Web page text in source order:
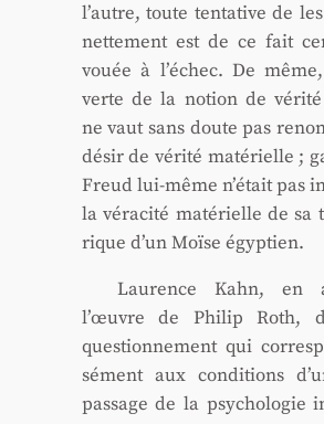
l’autre, toute ten­ta­tive de
net­te­ment est de ce fait
vouée à l’échec. De
verte de la notion de
ne vaut sans doute pas
désir de véri­té maté­rielle ;
Freud lui-même n’était pas
la véra­ci­té maté­rielle de sa
rique d’un Moïse égyp­tien.
Lau­rence Kahn, en
l’œuvre de Phi­lip Roth,
ques­tion­ne­ment qui
sé­ment aux condi­tions
pas­sage de la psy­cho­lo­gie